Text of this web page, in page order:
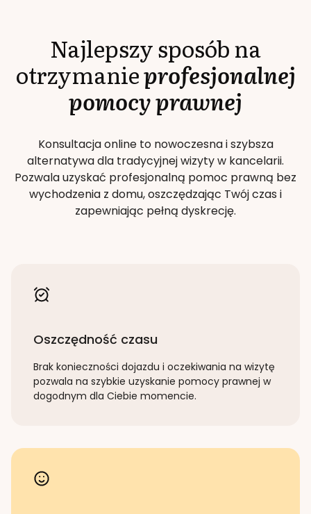
Najlepszy sposób na
otrzymanieprofesjonalnej
pomocy prawnej
Konsultacja online to nowoczesna i szybsza
alternatywa dla tradycyjnej wizyty w kancelarii.
Pozwala uzyskać profesjonalną pomoc prawną bez
wychodzenia z domu, oszczędzając Twój czas i
zapewniając pełną dyskrecję.
Oszczędność czasu
Brak konieczności dojazdu i oczekiwania na wizytę
pozwala na szybkie uzyskanie pomocy prawnej w
dogodnym dla Ciebie momencie.